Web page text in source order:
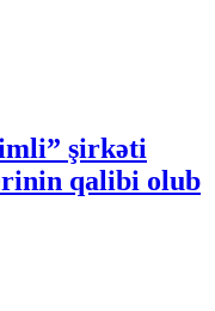
şirkəti
qalibi olub